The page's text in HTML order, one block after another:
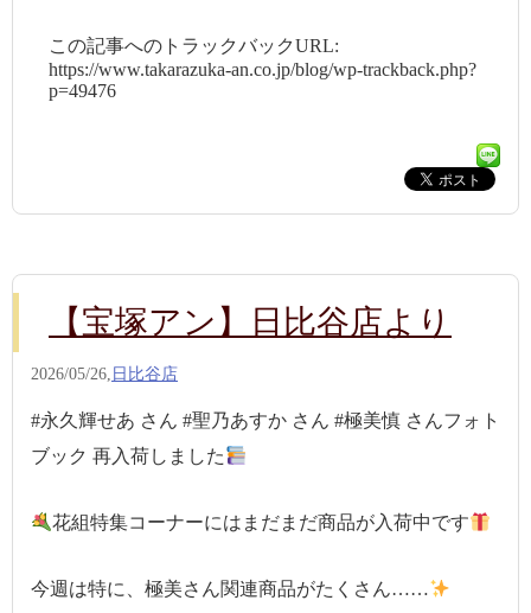
この記事へのトラックバックURL:
https://www.takarazuka-an.co.jp/blog/wp-trackback.php?
p=49476
【宝塚アン】日比谷店より
2026/05/26, 日比谷店
#永久輝せあ さん #聖乃あすか さん #極美慎 さんフォト
ブック 再入荷しました
花組特集コーナーにはまだまだ商品が入荷中です
今週は特に、極美さん関連商品がたくさん……